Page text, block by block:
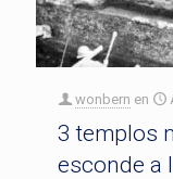
wonbern en
3 templos
esconde a